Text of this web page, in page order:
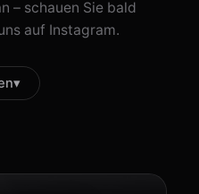
– schauen Sie bald
auf Instagram.
▾